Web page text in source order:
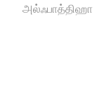
அல்ஃபாத்திஹா